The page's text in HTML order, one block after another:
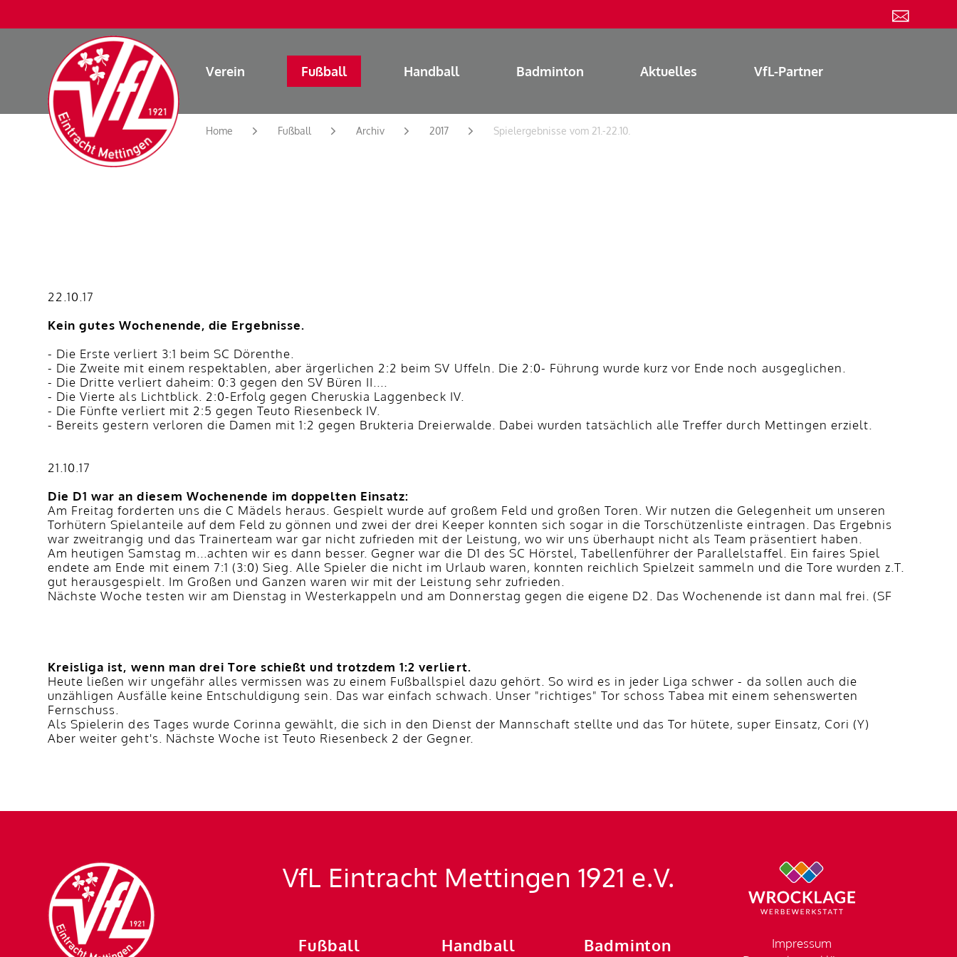
Verein Fußball Handball Badminton Aktuelles VfL-Partner
Home Fußball Archiv 2017 Spielergebnisse vom 21.-22.10.
22.10.17
Kein gutes Wochenende, die Ergebnisse.
- Die Erste verliert 3:1 beim SC Dörenthe.
- Die Zweite mit einem respektablen, aber ärgerlichen 2:2 beim SV Uffeln. Die 2:0- Führung wurde kurz vor Ende noch ausgeglichen.
- Die Dritte verliert daheim: 0:3 gegen den SV Büren II....
- Die Vierte als Lichtblick. 2:0-Erfolg gegen Cheruskia Laggenbeck IV.
- Die Fünfte verliert mit 2:5 gegen Teuto Riesenbeck IV.
- Bereits gestern verloren die Damen mit 1:2 gegen Brukteria Dreierwalde. Dabei wurden tatsächlich alle Treffer durch Mettingen erzielt.
21.10.17
Die D1 war an diesem Wochenende im doppelten Einsatz:
Am Freitag forderten uns die C Mädels heraus. Gespielt wurde auf großem Feld und großen Toren. Wir nutzen die Gelegenheit um unseren
Torhütern Spielanteile auf dem Feld zu gönnen und zwei der drei Keeper konnten sich sogar in die Torschützenliste eintragen. Das Ergebnis
war zweitrangig und das Trainerteam war gar nicht zufrieden mit der Leistung, wo wir uns überhaupt nicht als Team präsentiert haben.
Am heutigen Samstag m...achten wir es dann besser. Gegner war die D1 des SC Hörstel, Tabellenführer der Parallelstaffel. Ein faires Spiel
endete am Ende mit einem 7:1 (3:0) Sieg. Alle Spieler die nicht im Urlaub waren, konnten reichlich Spielzeit sammeln und die Tore wurden z.T.
gut herausgespielt. Im Großen und Ganzen waren wir mit der Leistung sehr zufrieden.
Nächste Woche testen wir am Dienstag in Westerkappeln und am Donnerstag gegen die eigene D2. Das Wochenende ist dann mal frei. (SF
Kreisliga ist, wenn man drei Tore schießt und trotzdem 1:2 verliert.
Heute ließen wir ungefähr alles vermissen was zu einem Fußballspiel dazu gehört. So wird es in jeder Liga schwer - da sollen auch die
unzähligen Ausfälle keine Entschuldigung sein. Das war einfach schwach. Unser "richtiges" Tor schoss Tabea mit einem sehenswerten
Fernschuss.
Als Spielerin des Tages wurde Corinna gewählt, die sich in den Dienst der Mannschaft stellte und das Tor hütete, super Einsatz, Cori (Y)
Aber weiter geht's. Nächste Woche ist Teuto Riesenbeck 2 der Gegner.
VfL Eintracht Mettingen 1921 e.V.
Fußball Handball Badminton
Impressum